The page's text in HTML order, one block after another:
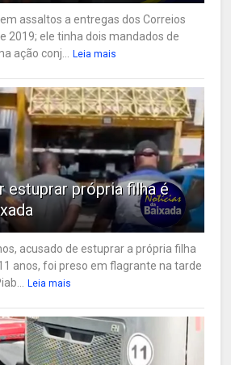
assaltos a entregas dos Correios
2019; ele tinha dois mandados de
ação conj...
Leia mais
estuprar própria filha é
acusado de estuprar a própria filha
anos, foi preso em flagrante na tarde
Leia mais